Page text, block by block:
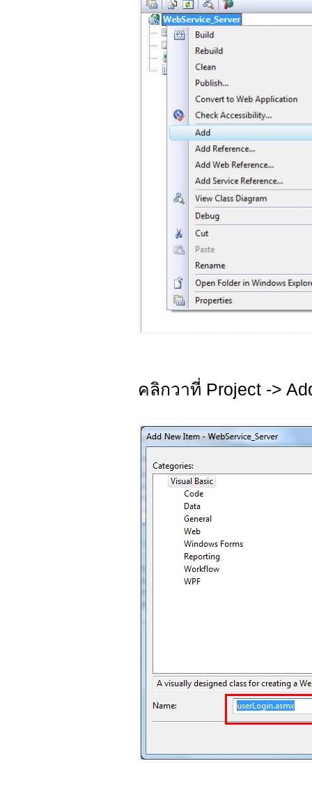
คลิกวาที่ Project ->